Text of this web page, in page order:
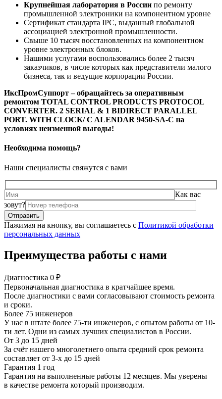
Крупнейшая лаборатория в России по ремонту
промышленной электроники на компонентном уровне
Сертификат стандарта IPC, выданный глобальной
ассоциацией электронной промышленности.
Свыше 10 тысяч восстановленных на компонентном
уровне электронных блоков.
Нашими услугами воспользовались более 2 тысяч
заказчиков, в числе которых как представители малого
бизнеса, так и ведущие корпорации России.
ИксПромСуппорт – обращайтесь за оперативным
ремонтом TOTAL CONTROL PRODUCTS PROTOCOL
CONVERTER. 2 SERIAL & 1 BIDIRECT PARALLEL
PORT. WITH CLOCK/ C ALENDAR 9450-SA-C на
условиях неизменной выгоды!
Необходима помощь?
Наши специалисты свяжутся с вами
Как вас
зовут?
Нажимая на кнопку, вы соглашаетесь с Политикой обработки
персональных данных
Преимущества работы с нами
Диагностика 0 ₽
Первоначальная диагностика в кратчайшее время.
После диагностики с вами согласовывают стоимость ремонта
и сроки.
Более 75 инженеров
У нас в штате более 75-ти инженеров, с опытом работы от 10-
ти лет. Одни из самых лучших специалистов в России.
От 3 до 15 дней
За счёт нашего многолетнего опыта средний срок ремонта
составляет от 3-х до 15 дней
Гарантия 1 год
Гарантия на выполненные работы 12 месяцев. Мы уверены
в качестве ремонта который производим.